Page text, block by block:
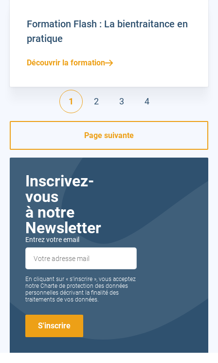
Formation Flash : La bientraitance en
pratique
Découvrir la formation
1 2 3 4
Page suivante
Inscrivez-
vous
à notre
Newsletter
Entrez votre email
En cliquant sur « s’inscrire », vous acceptez
notre Charte de protection des données
personnelles décrivant la finalité des
traitements de vos données.